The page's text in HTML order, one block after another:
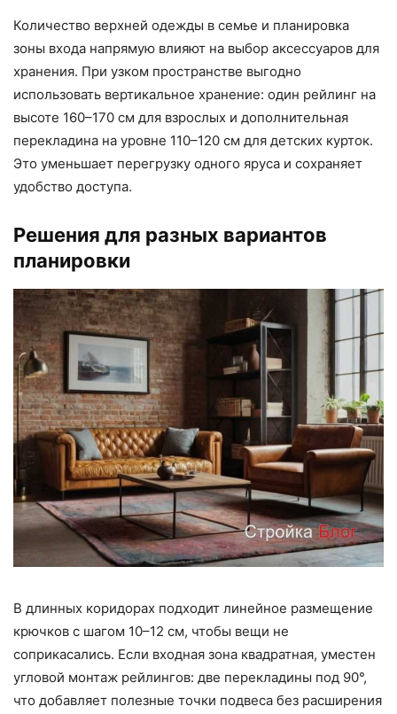
Количество верхней одежды в семье и планировка
зоны входа напрямую влияют на выбор аксессуаров для
хранения. При узком пространстве выгодно
использовать вертикальное хранение: один рейлинг на
высоте 160–170 см для взрослых и дополнительная
перекладина на уровне 110–120 см для детских курток.
Это уменьшает перегрузку одного яруса и сохраняет
удобство доступа.
Решения для разных вариантов
планировки
В длинных коридорах подходит линейное размещение
крючков с шагом 10–12 см, чтобы вещи не
соприкасались. Если входная зона квадратная, уместен
угловой монтаж рейлингов: две перекладины под 90°,
что добавляет полезные точки подвеса без расширения